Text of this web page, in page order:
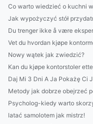
Co warto wiedzieć o kuchni
Jak wypożyczyć stół
Du trenger ikke å være
Vet du hvordan kjøpe
Nowy wątek jak zwiedzić?
Kan du kjøpe kontorstoler
Daj Mi 3 Dni A Ja Pokażę Ci
Metody jak dobrze obejrzeć
Psycholog-kiedy warto
latać samolotem jak mistrz!